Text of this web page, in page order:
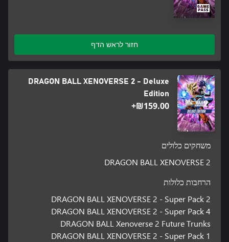
*Disclaimer : Animated images displayed on this page are a
combination of contents, some of which are part of DLC
the main game
חזור לראש הדף
DRAGON BALL XENOVERSE 2 - Deluxe
Edition
‪₪‎159.00‬+
משחקים כלולים
DRAGON BALL XENOVERSE 2
הרחבות כלולות
DRAGON BALL XENOVERSE 2 - Super Pack 2
DRAGON BALL XENOVERSE 2 - Super Pack 4
DRAGON BALL Xenoverse 2 Future Trunks
DRAGON BALL XENOVERSE 2 - Super Pack 1